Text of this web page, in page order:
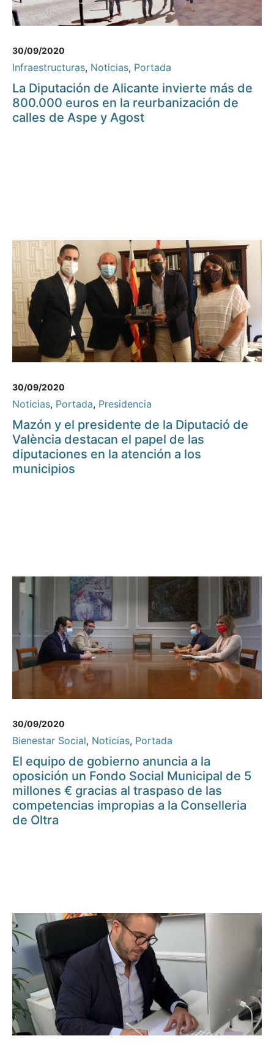
30/09/2020
Infraestructuras, Noticias, Portada
La Diputación de Alicante invierte más de
800.000 euros en la reurbanización de
calles de Aspe y Agost
30/09/2020
Noticias, Portada, Presidencia
Mazón y el presidente de la Diputació de
València destacan el papel de las
diputaciones en la atención a los
municipios
30/09/2020
Bienestar Social, Noticias, Portada
El equipo de gobierno anuncia a la
oposición un Fondo Social Municipal de 5
millones € gracias al traspaso de las
competencias impropias a la Conselleria
de Oltra